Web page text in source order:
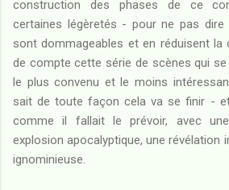
construction des phases de ce
certaines légèretés - pour ne pas dire
sont dommageables et en réduisent la
de compte cette série de scènes qui
le plus convenu et le moins
sait de toute façon cela va se finir -
comme il fallait le prévoir, avec
explosion apocalyptique, une révélation
ignominieuse.